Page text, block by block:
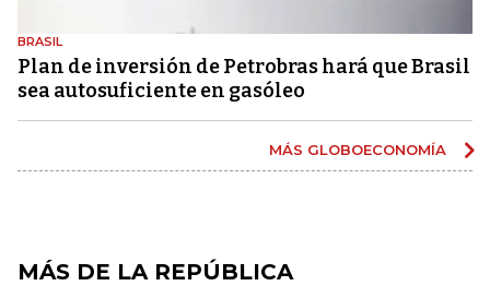
BRASIL
Plan de inversión de Petrobras hará que Brasil
sea autosuficiente en gasóleo
MÁS GLOBOECONOMÍA
MÁS DE LA REPÚBLICA